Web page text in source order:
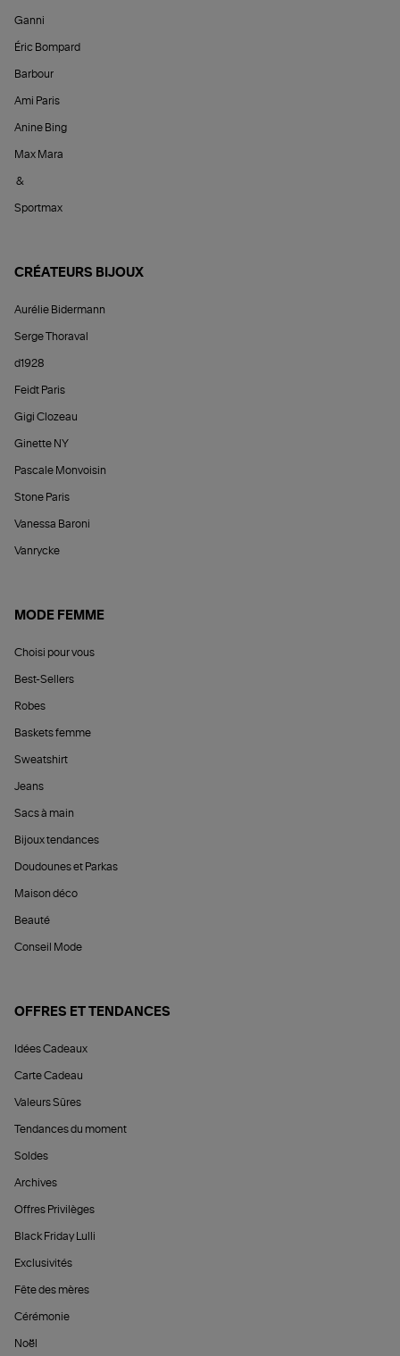
Ganni
Éric Bompard
Barbour
Ami Paris
Anine Bing
Max Mara
&
Sportmax
CRÉATEURS BIJOUX
Aurélie Bidermann
Serge Thoraval
d1928
Feidt Paris
Gigi Clozeau
Ginette NY
Pascale Monvoisin
Stone Paris
Vanessa Baroni
Vanrycke
MODE FEMME
Choisi pour vous
Best-Sellers
Robes
Baskets femme
Sweatshirt
Jeans
Sacs à main
Bijoux tendances
Doudounes et Parkas
Maison déco
Beauté
Conseil Mode
OFFRES ET TENDANCES
Idées Cadeaux
Carte Cadeau
Valeurs Sûres
Tendances du moment
Soldes
Archives
Offres Privilèges
Black Friday Lulli
Exclusivités
Fête des mères
Cérémonie
Noël